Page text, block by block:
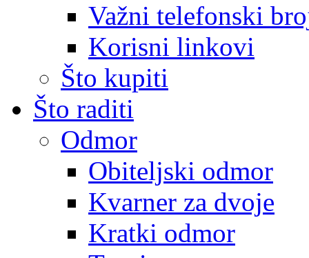
Važni telefonski
Korisni linkovi
Što kupiti
Što raditi
Odmor
Obiteljski odmor
Kvarner za dvoje
Kratki odmor